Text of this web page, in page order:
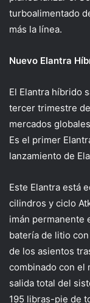
turboalimentado
más la línea.
Nuevo Elantra
El Elantra híbrido
tercer trimestre
mercados
Es el primer
lanzamiento de
Este Elantra está
cilindros y ciclo
imán permanente
batería de litio
de los asientos
combinado con el
salida total del
195 libras-pie de